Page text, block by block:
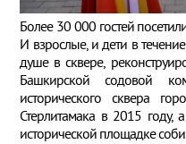
Более 30 000 гостей
И взрослые, и дети в
душе в сквере,
Башкирской содовой
исторического сквера
Стерлитамака в 2015 году,
исторической площадке